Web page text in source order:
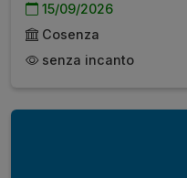
15/09/2026
Cosenza
senza incanto